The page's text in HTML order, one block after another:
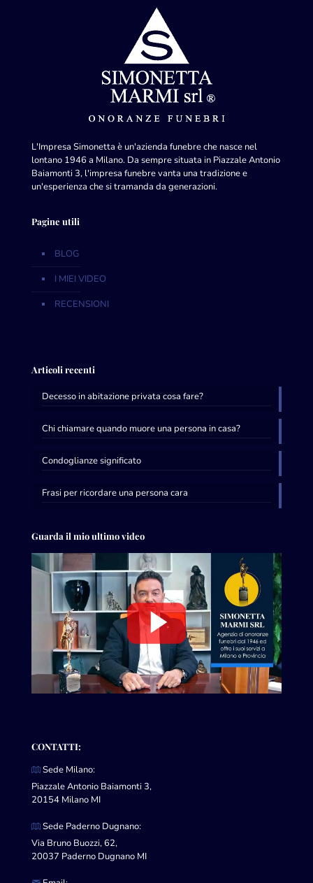
L'Impresa Simonetta è un'azienda funebre che nasce nel
lontano 1946 a Milano. Da sempre situata in Piazzale Antonio
Baiamonti 3, l'impresa funebre vanta una tradizione e
un'esperienza che si tramanda da generazioni.
Pagine utili
BLOG
I MIEI VIDEO
RECENSIONI
Articoli recenti
Decesso in abitazione privata cosa fare?
Chi chiamare quando muore una persona in casa?
Condoglianze significato
Frasi per ricordare una persona cara
Guarda il mio ultimo video
CONTATTI:
Sede Milano:
Piazzale Antonio Baiamonti 3,
20154 Milano MI
Sede Paderno Dugnano:
Via Bruno Buozzi, 62,
20037 Paderno Dugnano MI